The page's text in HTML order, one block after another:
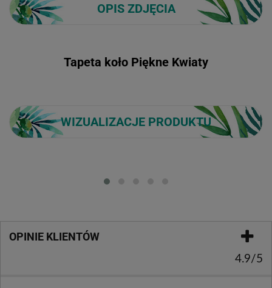
OPIS ZDJĘCIA
Tapeta koło Piękne Kwiaty
WIZUALIZACJE PRODUKTU
OPINIE KLIENTÓW
4.9/5